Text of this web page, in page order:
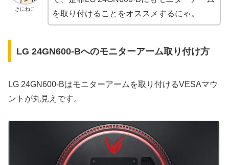
きにねこ
を取り付けることをオススメするにゃ。
LG 24GN600-Bへのモニターアーム取り付け方
LG 24GN600-Bはモニターアームを取り付けるVESAマウ
ントが丸見えです。